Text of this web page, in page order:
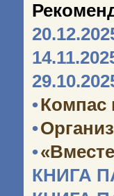
•Компас
•
•
КНИГА